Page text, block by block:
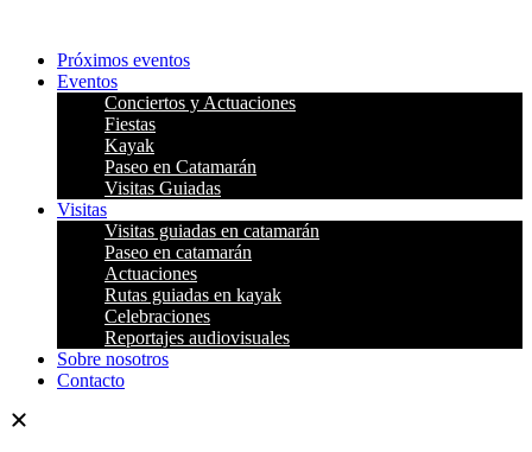
contenidoPróximos eventos
Eventos
Conciertos y Actuaciones
Fiestas
Kayak
Paseo en Catamarán
Visitas Guiadas
Visitas
Visitas guiadas en catamarán
Paseo en catamarán
Actuaciones
Rutas guiadas en kayak
Celebraciones
Reportajes audiovisuales
Sobre nosotros
Contacto